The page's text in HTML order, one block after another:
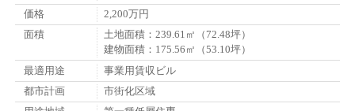
価格
2,200万円
面積
土地面積：239.61㎡（72.48坪）
建物面積：175.56㎡（53.10坪）
最適用途
事業用賃収ビル
都市計画
市街化区域